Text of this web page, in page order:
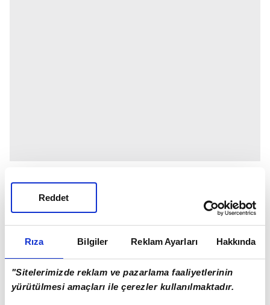
Rıza Bilgiler Reklam Ayarları Hakkında
"Sitelerimizde reklam ve pazarlama faaliyetlerinin
yürütülmesi amaçları ile çerezler kullanılmaktadır.
Reddet